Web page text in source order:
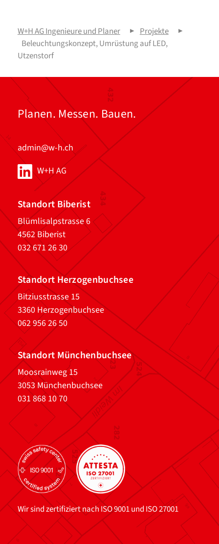
W+H AG Ingenieure und Planer ▶ Projekte
▶
Beleuchtungskonzept, Umrüstung auf LED,
Utzenstorf
Planen. Messen. Bauen.
admin@w-h.ch
W+H AG
Standort Biberist
Blümlisalpstrasse 6
4562 Biberist
032 671 26 30
Standort Herzogenbuchsee
Bitziusstrasse 15
3360 Herzogenbuchsee
062 956 26 50
Standort Münchenbuchsee
Moosrainweg 15
3053 Münchenbuchsee
031 868 10 70
Wir sind zertifiziert nach ISO 9001 und ISO 27001